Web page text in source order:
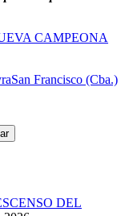
CAMPEONA
San Francisco (Cba.)
DEL